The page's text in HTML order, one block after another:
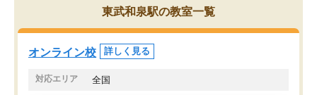
がら頑張って欲しいと思います！
東武和泉駅の教室一覧
オンライン校 詳しく見る
対応エリア 全国